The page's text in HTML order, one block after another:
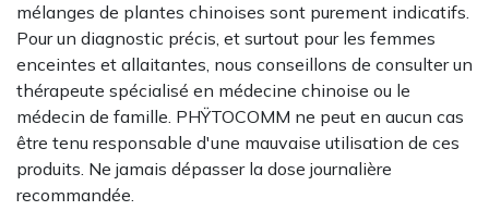
mélanges de plantes chinoises sont purement indicatifs.
Pour un diagnostic précis, et surtout pour les femmes
enceintes et allaitantes, nous conseillons de consulter un
thérapeute spécialisé en médecine chinoise ou le
médecin de famille. PHŸTOCOMM ne peut en aucun cas
être tenu responsable d'une mauvaise utilisation de ces
produits. Ne jamais dépasser la dose journalière
recommandée.